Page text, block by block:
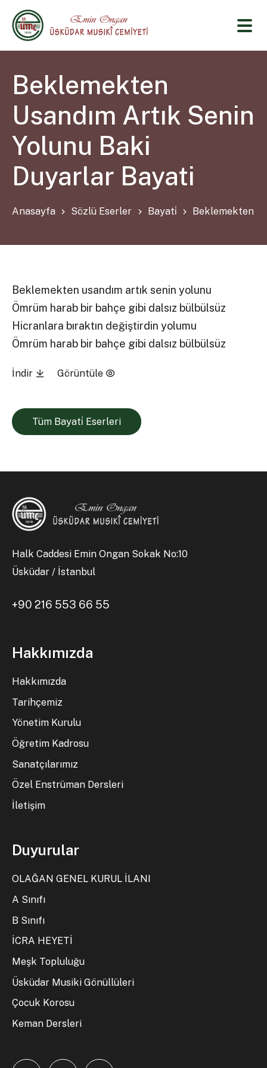
Beklemekten
Usandım Artık Senin
Yolunu Baki
Duyarlar Bayati
Anasayfa Sözlü Eserler Bayati̇ Beklemekten
Beklemekten usandım artık senin yolunu
Ömrüm harab bir bahçe gibi dalsız bülbülsüz
Hicranlara bıraktın değiştirdin yolumu
Ömrüm harab bir bahçe gibi dalsız bülbülsüz
İndir Görüntüle
Tüm Bayati̇ Eserleri
Halk Caddesi Emin Ongan Sokak No:10
Üsküdar / İstanbul
+90 216 553 66 55
Hakkımızda
Hakkımızda
Tarihçemiz
Yönetim Kurulu
Öğretim Kadrosu
Sanatçılarımız
Özel Enstrüman Dersleri
İletişim
Duyurular
OLAĞAN GENEL KURUL İLANI
A Sınıfı
B Sınıfı
İCRA HEYETİ
Meşk Topluluğu
Üsküdar Musiki Gönüllüleri
Çocuk Korosu
Keman Dersleri